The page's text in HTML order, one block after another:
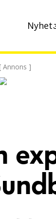
[ Annons ]